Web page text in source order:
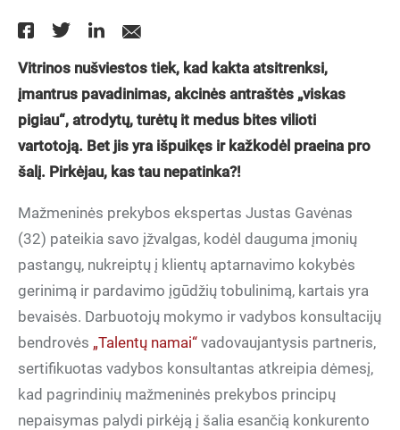
Vitrinos nušviestos tiek, kad kakta atsitrenksi,
įmantrus pavadinimas, akcinės antraštės „viskas
pigiau“, atrodytų, turėtų it medus bites vilioti
vartotoją. Bet jis yra išpuikęs ir kažkodėl praeina pro
šalį. Pirkėjau, kas tau nepatinka?!
Mažmeninės prekybos ekspertas Justas Gavėnas
(32) pateikia savo įžvalgas, kodėl dauguma įmonių
pastangų, nukreiptų į klientų aptarnavimo kokybės
gerinimą ir pardavimo įgūdžių tobulinimą, kartais yra
bevaisės. Darbuotojų mokymo ir vadybos konsultacijų
bendrovės „Talentų namai“ vadovaujantysis partneris,
sertifikuotas vadybos konsultantas atkreipia dėmesį,
kad pagrindinių mažmeninės prekybos principų
nepaisymas palydi pirkėją į šalia esančią konkurento